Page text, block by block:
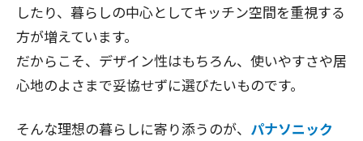
したり、暮らしの中心としてキッチン空間を重視する
方が増えています。
だからこそ、デザイン性はもちろん、使いやすさや居
心地のよさまで妥協せずに選びたいものです。
そんな理想の暮らしに寄り添うのが、 パナソニック